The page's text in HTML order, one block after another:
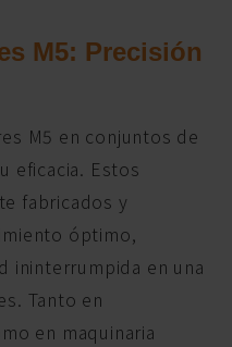
M5: Precisión
M5 en conjuntos de
eficacia. Estos
fabricados y
óptimo,
ininterrumpida en una
Tanto en
en maquinaria